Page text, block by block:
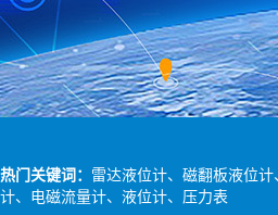
热门关键词： 雷达液位计、磁翻板液位
计、电磁流量计、液位计、压力表